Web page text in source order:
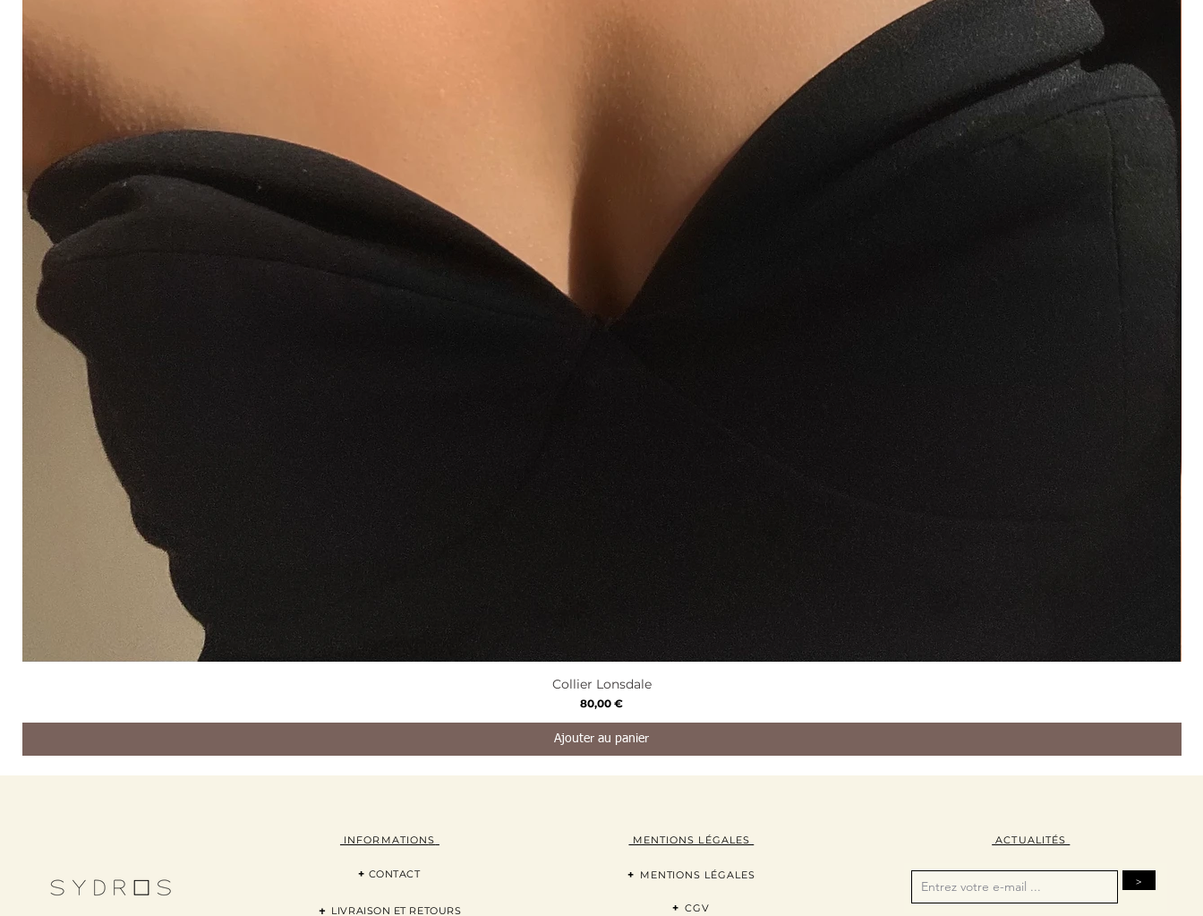
Aperçu rapide
Collier Lonsdale
Prix
80,00 €
Ajouter au panier
INFORMATIONS
+ CONTACT
+ LIVRAISON ET RETOURS
MENTIONS LÉGALES
+ MENTIONS LÉGALES
+ CGV
ACTUALITÉS
>